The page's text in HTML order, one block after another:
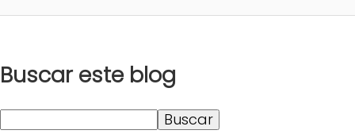
Buscar este blog